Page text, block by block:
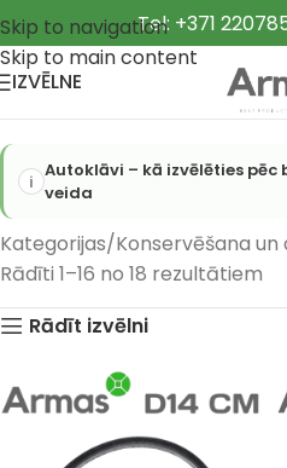
Skip to navigation
Skip to main content
Tel: +371
IZVĒLNE
Autoklāvi – kā izvēlēties pēc
veida
Kategorijas Konservēšana un
Rādīti 1–16 no 18 rezultātiem
Rādīt izvēlni